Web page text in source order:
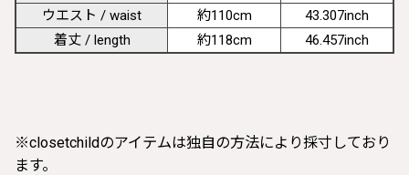
ウエスト / waist
約110cm
43.307inch
着丈 / length
約118cm 46.457inch
※closetchildのアイテムは独自の方法により採寸しており
ます。